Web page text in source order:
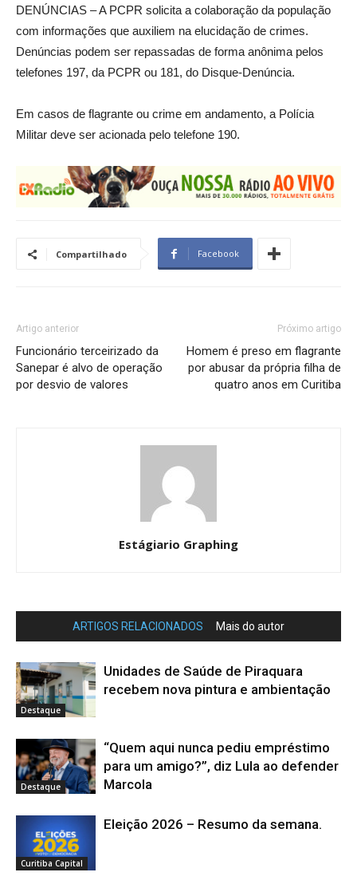
DENÚNCIAS – A PCPR solicita a colaboração da população
com informações que auxiliem na elucidação de crimes.
Denúncias podem ser repassadas de forma anônima pelos
telefones 197, da PCPR ou 181, do Disque-Denúncia.
Em casos de flagrante ou crime em andamento, a Polícia
Militar deve ser acionada pelo telefone 190.
Compartilhado Facebook
Artigo anterior
Funcionário terceirizado da
Sanepar é alvo de operação
por desvio de valores
Próximo artigo
Homem é preso em flagrante
por abusar da própria filha de
quatro anos em Curitiba
Estágiario Graphing
ARTIGOS RELACIONADOS Mais do autor
Destaque
Unidades de Saúde de Piraquara
recebem nova pintura e ambientação
Destaque
“Quem aqui nunca pediu empréstimo
para um amigo?”, diz Lula ao defender
Marcola
Curitiba Capital
Eleição 2026 – Resumo da semana.